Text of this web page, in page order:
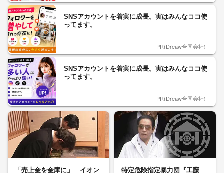
SNSアカウントを着実に成長。実はみんなココ使
ってます。
PR(Dreaw合同会社)
SNSアカウントを着実に成長。実はみんなココ使
ってます。
PR(Dreaw合同会社)
「売上金を金庫に」 イオン
特定危険指定暴力団『工藤